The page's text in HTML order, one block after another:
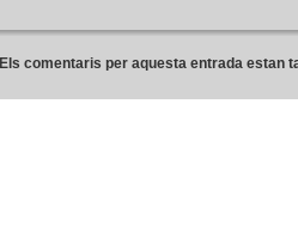
Els comentaris per aquesta entrada estan